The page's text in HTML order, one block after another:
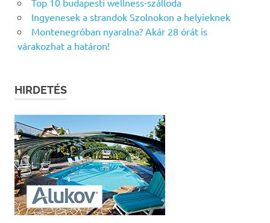
Ingyenesek a strandok Szolnokon a helyieknek
Montenegróban nyaralna? Akár 28 órát is
várakozhat a határon!
HIRDETÉS